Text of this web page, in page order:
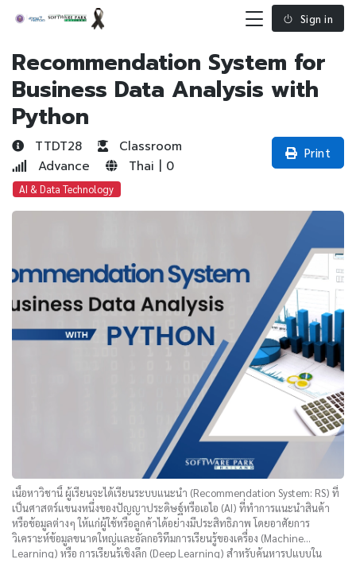
Sign in
Recommendation System for
Business Data Analysis with
Python
TTDT28
Classroom
Advance
Thai | 0
AI & Data Technology
Print
เนื้อหาวิชานี้ ผู้เรียนจะได้เรียนระบบแนะนำ (Recommendation System: RS) ที่
เป็นศาสตร์แขนงหนึ่งของปัญญาประดิษฐ์หรือเอไอ (AI) ที่ทำการแนะนำสินค้า
หรือข้อมูลต่างๆ ให้แก่ผู้ใช้หรือลูกค้าได้อย่างมีประสิทธิภาพ โดยอาศัยการ
วิเคราะห์ข้อมูลขนาดใหญ่และอัลกอริทึมการเรียนรู้ของเครื่อง (Machine
Learning) หรือ การเรียนรู้เชิงลึก (Deep Learning) สำหรับค้นหารูปแบบใน